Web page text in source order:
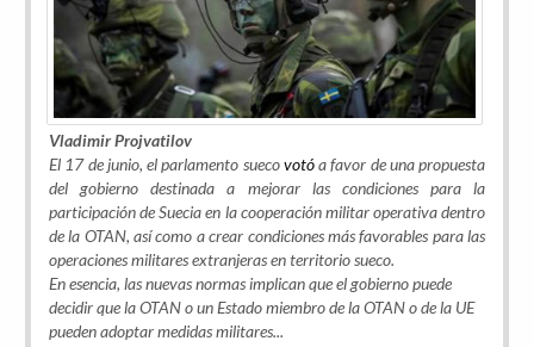
Vladimir Projvatilov
El 17 de junio, el parlamento suecovotóa favor de una propuesta
del gobierno destinada a mejorar las condiciones para la
participación de Suecia en la cooperación militar operativa dentro
de la OTAN, así como a crear condiciones más favorables para las
operaciones militares extranjeras en territorio sueco.
En esencia, las nuevas normas implican que el gobierno puede
decidir que la OTAN o un Estado miembro de la OTAN o de la UE
pueden adoptar medidas militares...